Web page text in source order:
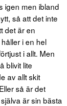
igen men ibland
så att det inte
det är en
i en hel
i allt. Men
blivit lite
av allt skit
så är det
är sin bästa